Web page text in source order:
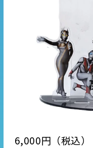
6,000円（税込）